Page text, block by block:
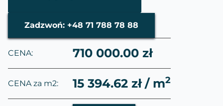
Zadzwoń: +48 71 788 78 88
CENA: 710 000.00 zł
CENA za m2: 15 394.62 zł / m2